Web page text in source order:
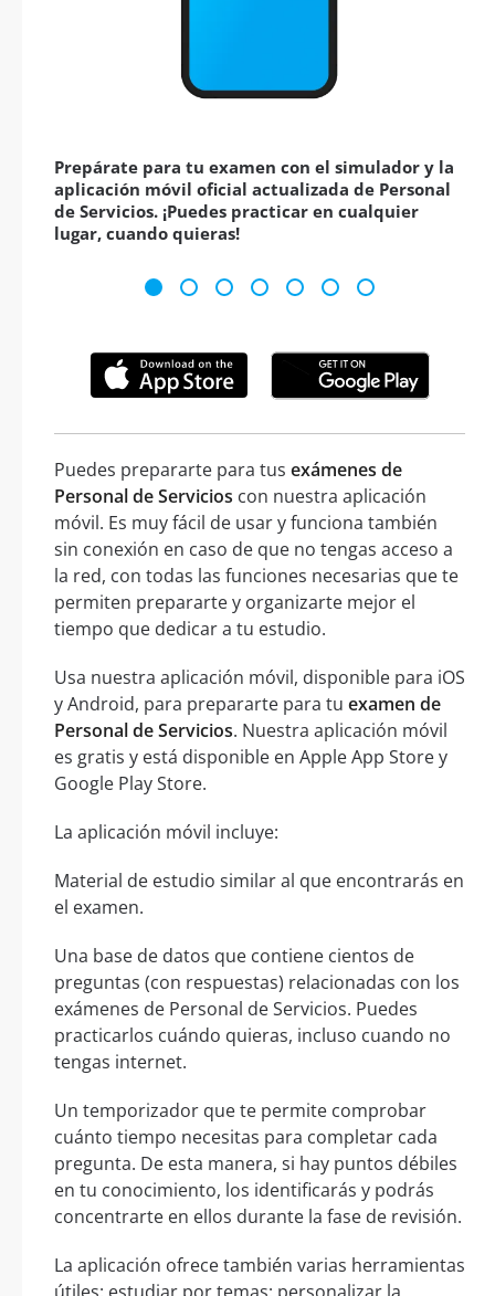
Prepárate para tu examen con el simulador y la
aplicación móvil oficial actualizada de Personal
de Servicios. ¡Puedes practicar en cualquier
lugar, cuando quieras!
Puedes prepararte para tus exámenes de
Personal de Servicios con nuestra aplicación
móvil. Es muy fácil de usar y funciona también
sin conexión en caso de que no tengas acceso a
la red, con todas las funciones necesarias que te
permiten prepararte y organizarte mejor el
tiempo que dedicar a tu estudio.
Usa nuestra aplicación móvil, disponible para iOS
y Android, para prepararte para tu examen de
Personal de Servicios. Nuestra aplicación móvil
es gratis y está disponible en Apple App Store y
Google Play Store.
La aplicación móvil incluye:
Material de estudio similar al que encontrarás en
el examen.
Una base de datos que contiene cientos de
preguntas (con respuestas) relacionadas con los
exámenes de Personal de Servicios. Puedes
practicarlos cuándo quieras, incluso cuando no
tengas internet.
Un temporizador que te permite comprobar
cuánto tiempo necesitas para completar cada
pregunta. De esta manera, si hay puntos débiles
en tu conocimiento, los identificarás y podrás
concentrarte en ellos durante la fase de revisión.
La aplicación ofrece también varias herramientas